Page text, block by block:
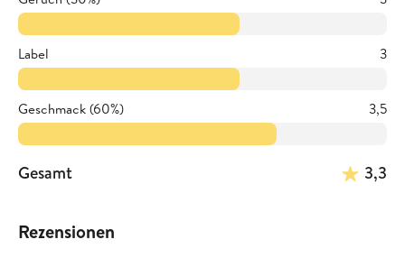
Label 3
Geschmack (60%) 3,5
Gesamt 3,3
Rezensionen